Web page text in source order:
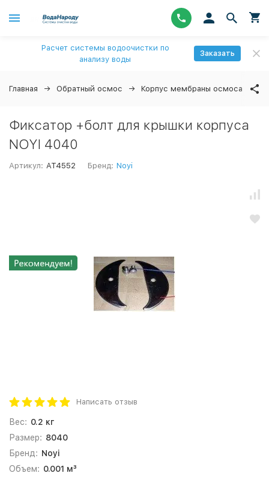
Расчет системы водоочистки по
анализу воды
Заказать
Главная Обратный осмос Корпус мембраны осмоса
Фиксатор +болт для крышки корпуса
NOYI 4040
Артикул: AT4552 Бренд: Noyi
Написать отзыв
Вес: 0.2 кг
Размер: 8040
Бренд: Noyi
Объем: 0.001 м³